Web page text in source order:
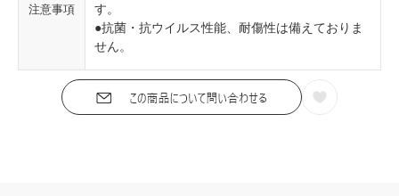
注意事項
す。
●抗菌・抗ウイルス性能、耐傷性は備えておりま
せん。